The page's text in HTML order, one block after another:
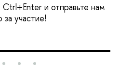
и отправьте нам
участие!